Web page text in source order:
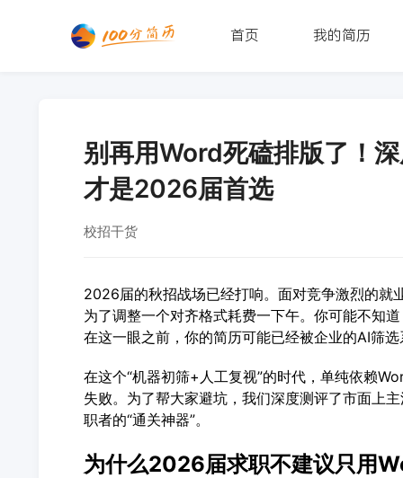
首页 我的简历
别再用Word死磕排版了！
才是2026届首选
校招干货
2026届的秋招战场已经打响。面对竞争激烈的就
为了调整一个对齐格式耗费一下午。你可能不知
在这一眼之前，你的简历可能已经被企业的AI筛
在这个“机器初筛+人工复视”的时代，单纯依赖
失败。为了帮大家避坑，我们深度测评了市面上
职者的“通关神器”。
为什么2026届求职不建议只用